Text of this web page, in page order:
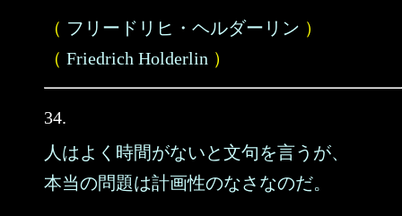
（ フリードリヒ・ヘルダーリン ）
（ Friedrich Holderlin ）
34.
人はよく時間がないと文句を言うが、
本当の問題は計画性のなさなのだ。